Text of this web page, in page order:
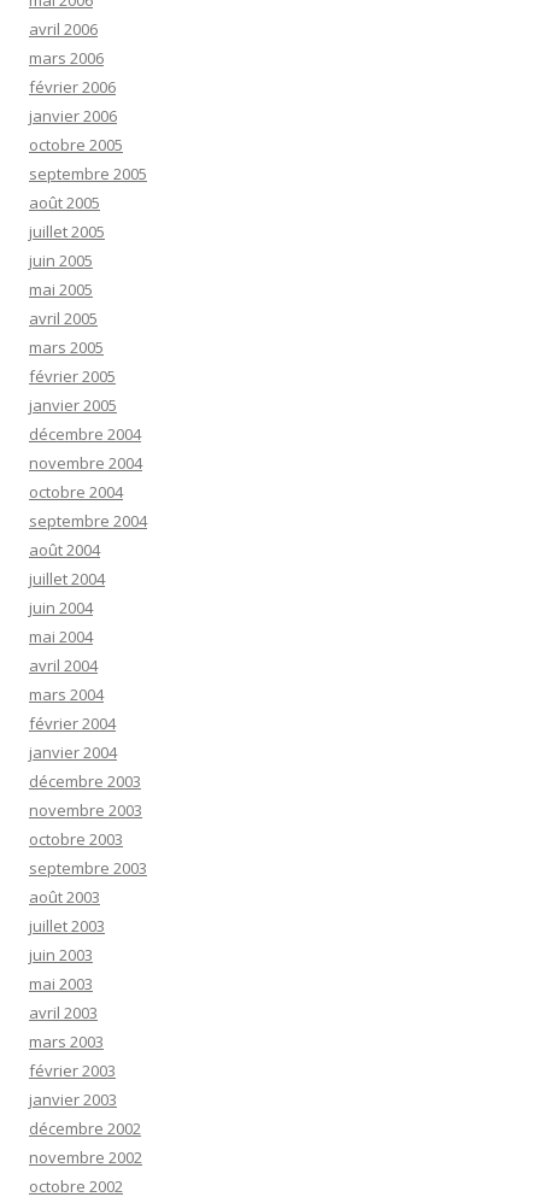
avril 2006
mars 2006
février 2006
janvier 2006
octobre 2005
septembre 2005
août 2005
juillet 2005
juin 2005
mai 2005
avril 2005
mars 2005
février 2005
janvier 2005
décembre 2004
novembre 2004
octobre 2004
septembre 2004
août 2004
juillet 2004
juin 2004
mai 2004
avril 2004
mars 2004
février 2004
janvier 2004
décembre 2003
novembre 2003
octobre 2003
septembre 2003
août 2003
juillet 2003
juin 2003
mai 2003
avril 2003
mars 2003
février 2003
janvier 2003
décembre 2002
novembre 2002
octobre 2002